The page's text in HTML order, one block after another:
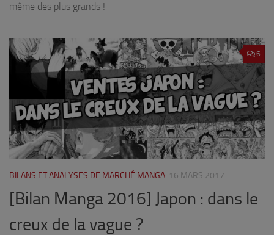
même des plus grands !
6
BILANS ET ANALYSES DE MARCHÉ MANGA 16 MARS 2017
[Bilan Manga 2016] Japon : dans le
creux de la vague ?